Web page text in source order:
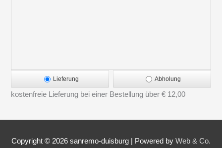
Lieferung Abholung
kostenfreie Lieferung bei einer Bestellung über€ 12,00
Copyright © 2026 sanremo-duisburg Powered by Web & Co.